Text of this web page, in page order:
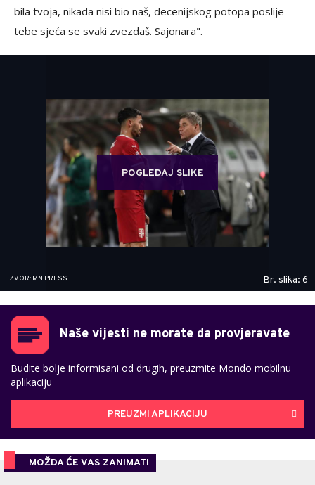
bila tvoja, nikada nisi bio naš, decenijskog potopa poslije
tebe sjeća se svaki zvezdaš. Sajonara".
POGLEDAJ SLIKE
IZVOR: MN PRESS Br. slika: 6
Naše vijesti ne morate da provjeravate
Budite bolje informisani od drugih, preuzmite Mondo mobilnu
aplikaciju
PREUZMI APLIKACIJU
MOŽDA ĆE VAS ZANIMATI